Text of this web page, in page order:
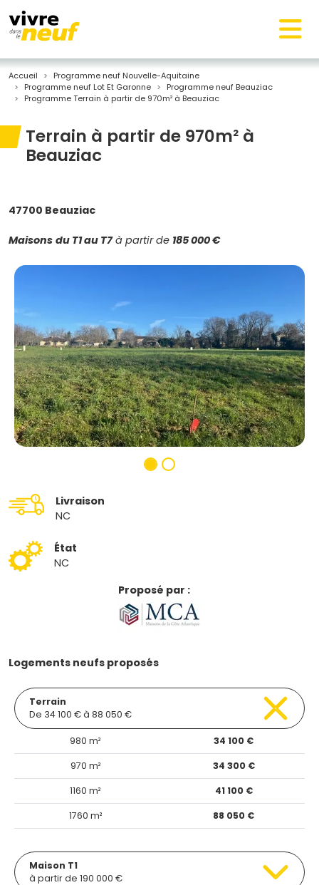
Accueil
Programme neuf Nouvelle-Aquitaine
Programme neuf Lot Et Garonne
Programme neuf Beauziac
Programme Terrain à partir de 970m² à Beauziac
Terrain à partir de 970m² à
Beauziac
47700 Beauziac
Maisons du T1 au T7 à partir de 185 000 €
Livraison
NC
État
NC
Proposé par :
Logements neufs proposés
Terrain
De 34 100 € à 88 050 €
980 m² 34 100 €
970 m² 34 300 €
1160 m² 41 100 €
1760 m² 88 050 €
Maison T1
à partir de 190 000 €